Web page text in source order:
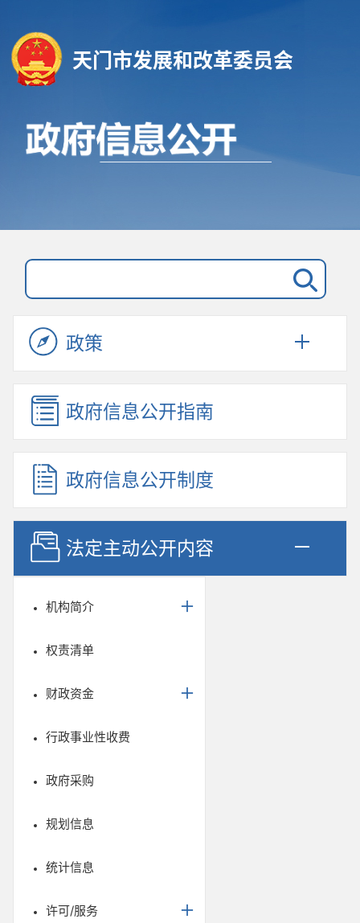
天门市发展和改革委员会
政策
政府信息公开指南
政府信息公开制度
法定主动公开内容
机构简介
权责清单
财政资金
行政事业性收费
政府采购
规划信息
统计信息
许可/服务